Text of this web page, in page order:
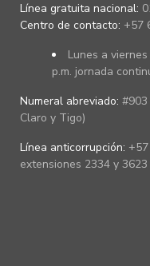
Línea gratuita nacional:
Centro de contacto: +57
Lunes a
p.m. jornada
Numeral abreviado:
Claro y Tigo)
Línea anticorrupción:
extensiones 2334 y 3623